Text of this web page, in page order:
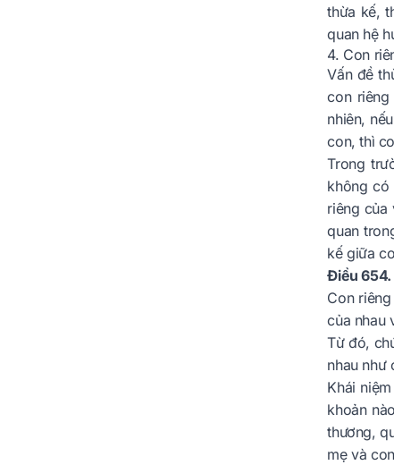
thừa kế,
quan hệ
4. Con
Vấn đề
con
nhiên,
con, thì
Trong
không
riêng của
quan
kế giữa
Điều 654.
Con
của nhau
Từ đó,
nhau như
Khái
khoản
thương,
mẹ và